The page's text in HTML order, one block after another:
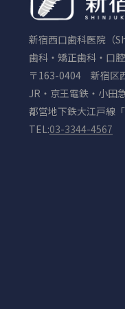
新宿西口歯科医院（
歯科・矯正歯科・口
〒163-0404 新宿区
JR・京王電鉄・小田
都営地下鉄大江戸線
TEL:03-3344-4567